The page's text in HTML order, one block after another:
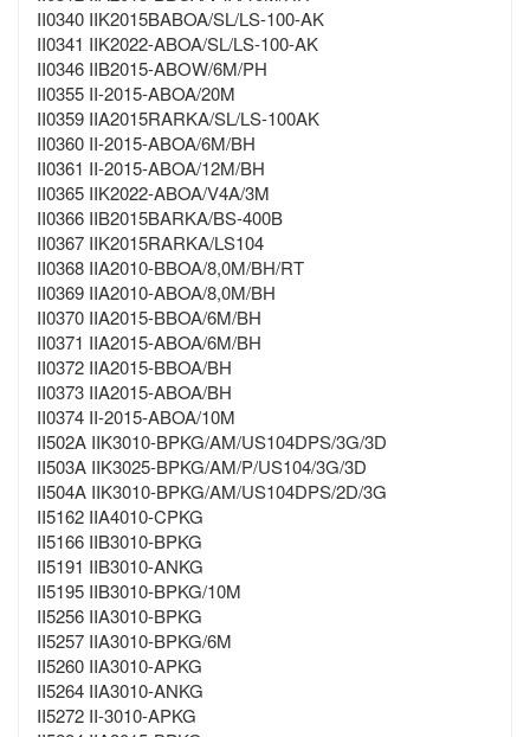
II0340 IIK2015BABOA/SL/LS-100-AK
II0341 IIK2022-ABOA/SL/LS-100-AK
II0346 IIB2015-ABOW/6M/PH
II0355 II-2015-ABOA/20M
II0359 IIA2015RARKA/SL/LS-100AK
II0360 II-2015-ABOA/6M/BH
II0361 II-2015-ABOA/12M/BH
II0365 IIK2022-ABOA/V4A/3M
II0366 IIB2015BARKA/BS-400B
II0367 IIK2015RARKA/LS104
II0368 IIA2010-BBOA/8,0M/BH/RT
II0369 IIA2010-ABOA/8,0M/BH
II0370 IIA2015-BBOA/6M/BH
II0371 IIA2015-ABOA/6M/BH
II0372 IIA2015-BBOA/BH
II0373 IIA2015-ABOA/BH
II0374 II-2015-ABOA/10M
II502A IIK3010-BPKG/AM/US104DPS/3G/3D
II503A IIK3025-BPKG/AM/P/US104/3G/3D
II504A IIK3010-BPKG/AM/US104DPS/2D/3G
II5162 IIA4010-CPKG
II5166 IIB3010-BPKG
II5191 IIB3010-ANKG
II5195 IIB3010-BPKG/10M
II5256 IIA3010-BPKG
II5257 IIA3010-BPKG/6M
II5260 IIA3010-APKG
II5264 IIA3010-ANKG
II5272 II-3010-APKG